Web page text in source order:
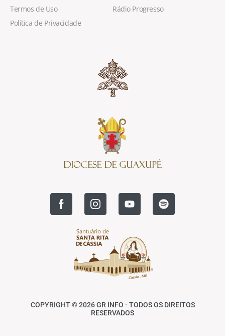
Termos de Uso
Política de Privacidade
Rádio Progresso
COPYRIGHT © 2026 GR INFO - TODOS OS DIREITOS
RESERVADOS